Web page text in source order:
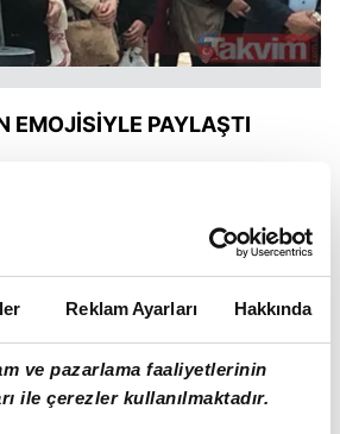
Reklam Ayarları Hakkında
ve pazarlama faaliyetlerinin
ile çerezler kullanılmaktadır.
EMOJİSİYLE PAYLAŞTI
bulunduğu Instagram
güvercin emojisiyle dedesinin